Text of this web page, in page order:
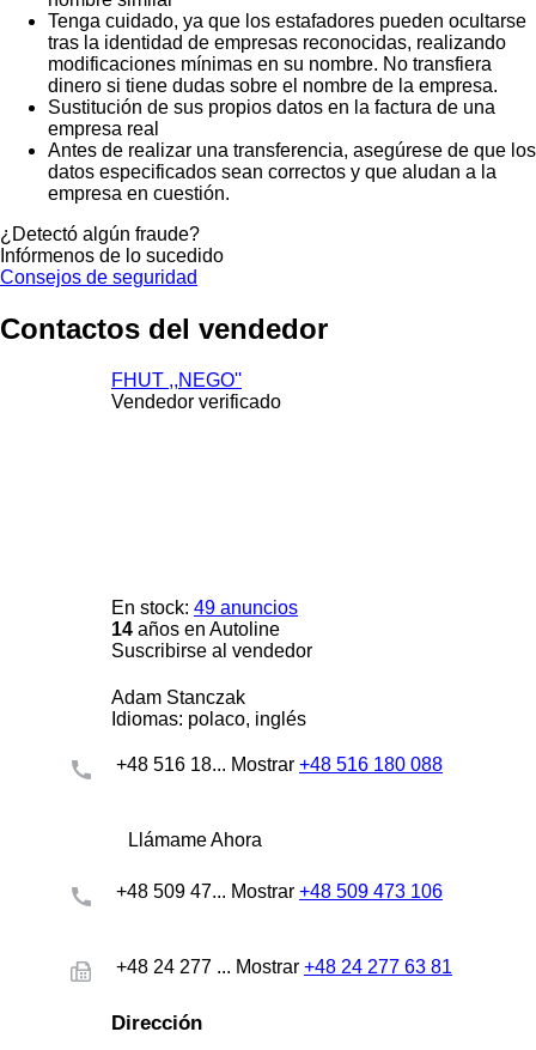
Tenga cuidado, ya que los estafadores pueden ocultarse
tras la identidad de empresas reconocidas, realizando
modificaciones mínimas en su nombre. No transfiera
dinero si tiene dudas sobre el nombre de la empresa.
Sustitución de sus propios datos en la factura de una
empresa real
Antes de realizar una transferencia, asegúrese de que los
datos especificados sean correctos y que aludan a la
empresa en cuestión.
¿Detectó algún fraude?
Infórmenos de lo sucedido
Consejos de seguridad
Contactos del vendedor
FHUT ,,NEGO''
Vendedor verificado
En stock: 49 anuncios
14 años en Autoline
Suscribirse al vendedor
Adam Stanczak
Idiomas: polaco, inglés
+48 516 18... Mostrar +48 516 180 088
Llámame Ahora
+48 509 47... Mostrar +48 509 473 106
+48 24 277 ... Mostrar +48 24 277 63 81
Dirección